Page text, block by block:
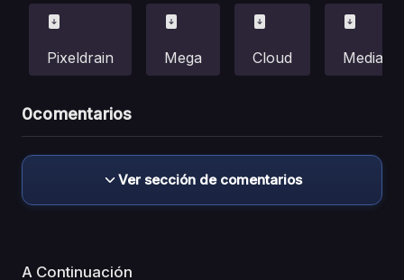
Pixeldrain Mega Cloud
0comentarios
Ver sección de comentarios
A Continuación